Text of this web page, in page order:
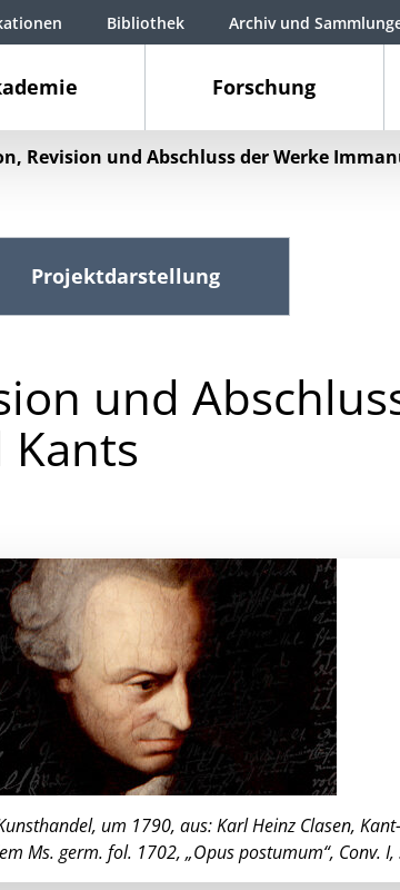
Forschung
Bibliothek Archiv und
Revision und Abschluss der Werke
Projektdarstellung
und
um 1790, aus: Karl Heinz Clasen,
Ms. germ. fol. 1702, „Opus postumum“, Conv. I,